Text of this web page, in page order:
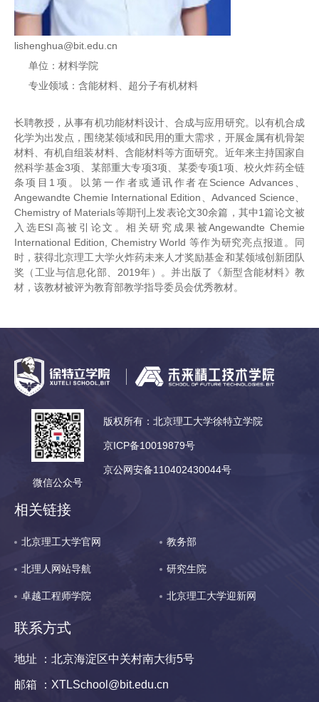
lishenghua@bit.edu.cn
单位：材料学院
专业领域：含能材料、超分子有机材料
长聘教授，从事有机功能材料设计、合成与应用研究。以有机合成
化学为出发点，围绕某领域和民用的重大需求，开展金属有机骨架
材料、有机自组装材料、含能材料等方面研究。近年来主持国家自
然科学基金3项、某部重大专项3项、某委专项1项、校火炸药全链
条项目1项。以第一作者或通讯作者在Science Advances、
Angewandte Chemie International Edition、Advanced Science、
Chemistry of Materials等期刊上发表论文30余篇，其中1篇论文被
入选ESI高被引论文。相关研究成果被Angewandte Chemie
International Edition, Chemistry World 等作为研究亮点报道。同
时，获得北京理工大学火炸药未来人才奖励基金和某领域创新团队
奖（工业与信息化部、2019年）。并出版了《新型含能材料》教
材，该教材被评为教育部教学指导委员会优秀教材。
微信公众号
版权所有：北京理工大学徐特立学院
京ICP备10019879号
京公网安备110402430044号
相关链接
北京理工大学官网 教务部
北理人网站导航 研究生院
卓越工程师学院 北京理工大学迎新网
联系方式
地址 ：北京海淀区中关村南大街5号
邮箱 ：XTLSchool@bit.edu.cn